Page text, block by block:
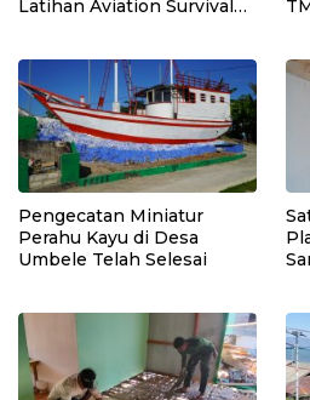
Latihan Aviation Survival
Pengecatan Miniatur
Perahu Kayu di Desa
Umbele Telah Selesai